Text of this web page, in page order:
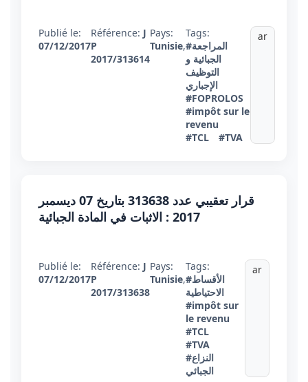
Publié le:
07/12/2017
Référence: J
P
2017/313614
Pays:
Tunisie,
Tags:
#المراجعة
الجبائية و
التوظيف
الإجباري
#FOPROLOS
#impôt sur le
revenu
#TCL
#TVA
ar
قرار تعقيبي عدد 313638 بتاريخ 07 ديسمبر
2017 : الاثبات في المادة الجبائية
Publié le:
07/12/2017
Référence: J
P
2017/313638
Pays:
Tunisie,
Tags:
#الأقساط
الاحتياطية
#impôt sur
le revenu
#TCL
#TVA
#النزاع
الجبائي
ar